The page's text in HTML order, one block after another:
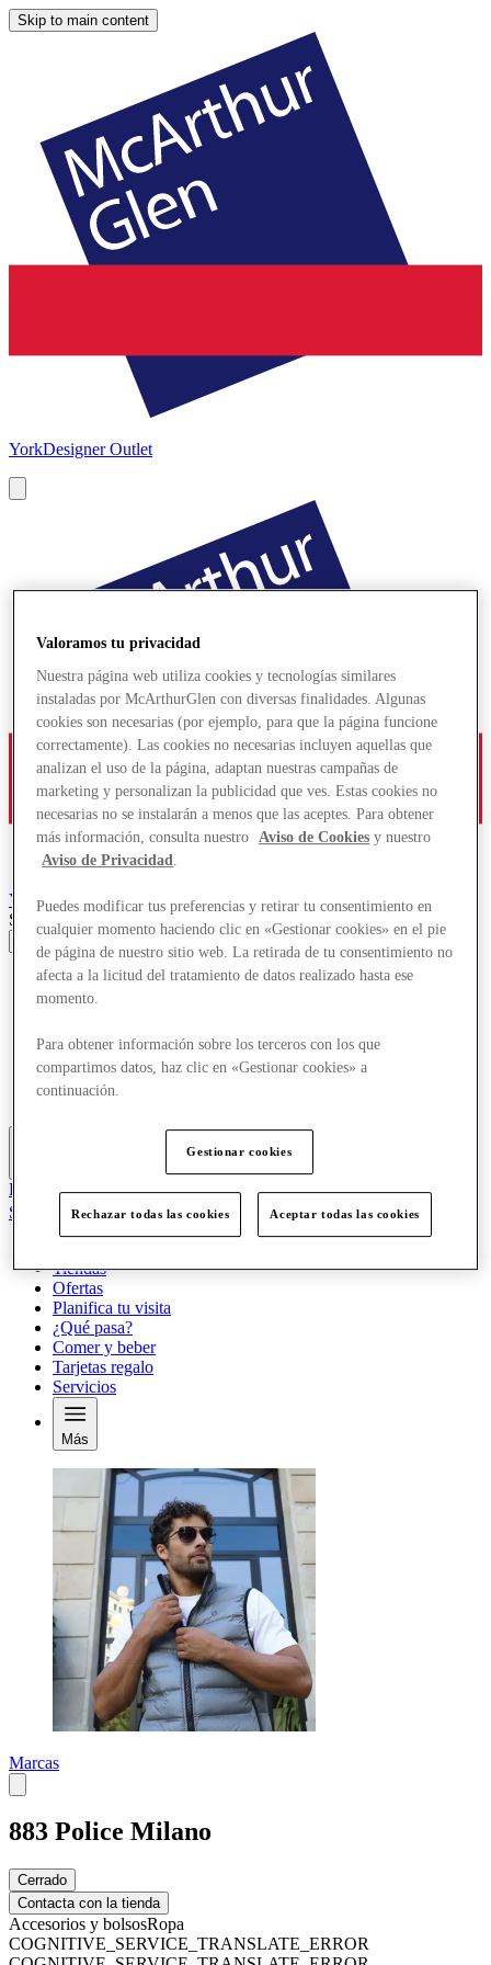
Skip to main content
YorkDesigner Outlet
YorkDesigner Outlet
Search input
Tiendas
Ofertas
¿Qué pasa?
Comer y beber
Tarjetas regalo
Servicios
El Club
Salvado
Tiendas
Ofertas
Planifica tu visita
¿Qué pasa?
Comer y beber
Tarjetas regalo
Servicios
Más
Marcas
883 Police Milano
Cerrado
Contacta con la tienda
Accesorios y bolsosRopa
COGNITIVE_SERVICE_TRANSLATE_ERROR
Valoramos tu privacidad
Nuestra página web utiliza cookies y tecnologías similares
instaladas por McArthurGlen con diversas finalidades. Algunas
cookies son necesarias (por ejemplo, para que la página funcione
correctamente). Las cookies no necesarias incluyen aquellas que
analizan el uso de la página, adaptan nuestras campañas de
marketing y personalizan la publicidad que ves. Estas cookies no
necesarias no se instalarán a menos que las aceptes. Para obtener
más información, consulta nuestro
Aviso de Cookies y nuestro
Aviso de Privacidad
Puedes modificar tus preferencias y retirar tu consentimiento en
cualquier momento haciendo clic en «Gestionar cookies» en el pie
de página de nuestro sitio web. La retirada de tu consentimiento no
afecta a la licitud del tratamiento de datos realizado hasta ese
momento.
Para obtener información sobre los terceros con los que
compartimos datos, haz clic en «Gestionar cookies» a
continuación.
Gestionar cookies
Rechazar todas las cookies Aceptar todas las cookies